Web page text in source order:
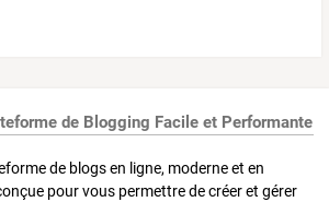
de Blogging Facile et Performante
de blogs en ligne, moderne et en
pour vous permettre de créer et gérer